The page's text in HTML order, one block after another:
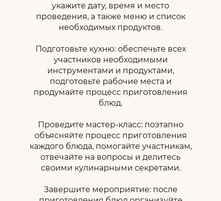
укажите дату, время и место
проведения, а также меню и список
необходимых продуктов.
Подготовьте кухню: обеспечьте всех
участников необходимыми
инструментами и продуктами,
подготовьте рабочие места и
продумайте процесс приготовления
блюд.
Проведите мастер-класс: поэтапно
объясняйте процесс приготовления
каждого блюда, помогайте участникам,
отвечайте на вопросы и делитесь
своими кулинарными секретами.
Завершите мероприятие: после